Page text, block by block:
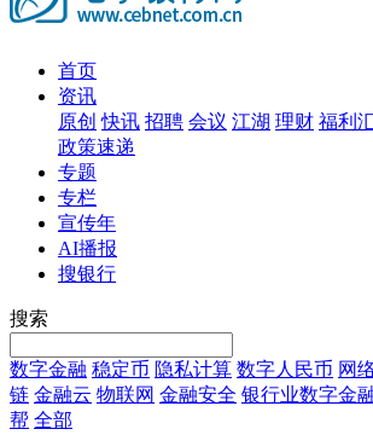
首页
资讯
原创 快讯 招聘 会议 江湖 理财 福利
政策速递
专题
专栏
宣传年
AI播报
搜银行
搜索
数字金融 稳定币 隐私计算 数字人民币 网
链 金融云 物联网 金融安全 银行业数字金
帮 全部